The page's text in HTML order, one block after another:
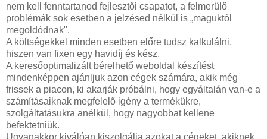
nem kell fenntartanod fejlesztői csapatot, a felmerülő
problémák sok esetben a jelzésed nélkül is „maguktól
megoldódnak".
A költségekkel minden esetben előre tudsz kalkulálni,
hiszen van fixen egy havidíj és kész.
A keresőoptimalizált bérelhető weboldal készítést
mindenképpen ajánljuk azon cégek számára, akik még
frissek a piacon, ki akarják próbálni, hogy egyáltalán van-e a
számításaiknak megfelelő igény a termékükre,
szolgáltatásukra anélkül, hogy nagyobbat kellene
befektetniük.
Ugyanakkor kiválóan kiszolgálja azokat a cégeket, akiknek